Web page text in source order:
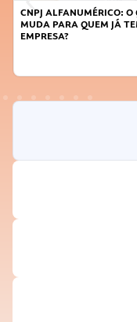
CNPJ ALFANUMÉRICO: O
MUDA PARA QUEM JÁ
EMPRESA?